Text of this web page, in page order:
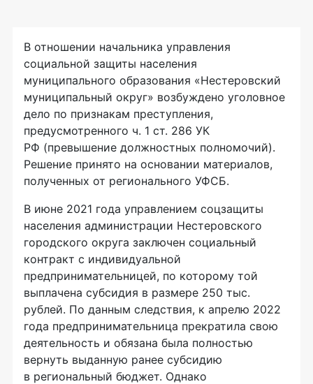
В отношении начальника управления
социальной защиты населения
муниципального образования «Нестеровский
муниципальный округ» возбуждено уголовное
дело по признакам преступления,
предусмотренного ч. 1 ст. 286 УК
РФ (превышение должностных полномочий).
Решение принято на основании материалов,
полученных от регионального УФСБ.
В июне 2021 года управлением соцзащиты
населения администрации Нестеровского
городского округа заключен социальный
контракт с индивидуальной
предпринимательницей, по которому той
выплачена субсидия в размере 250 тыс.
рублей. По данным следствия, к апрелю 2022
года предпринимательница прекратила свою
деятельность и обязана была полностью
вернуть выданную ранее субсидию
в региональный бюджет. Однако